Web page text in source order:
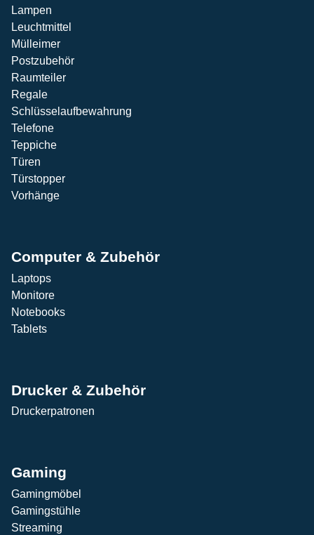
Lampen
Leuchtmittel
Mülleimer
Postzubehör
Raumteiler
Regale
Schlüsselaufbewahrung
Telefone
Teppiche
Türen
Türstopper
Vorhänge
Computer & Zubehör
Laptops
Monitore
Notebooks
Tablets
Drucker & Zubehör
Druckerpatronen
Gaming
Gamingmöbel
Gamingstühle
Streaming